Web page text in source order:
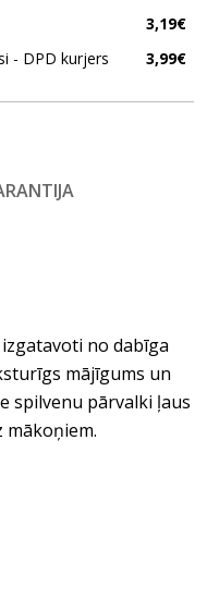
3,19€
- DPD kurjers
3,99€
no dabīga
mājīgums un
spilvenu pārvalki ļaus
mākoņiem.